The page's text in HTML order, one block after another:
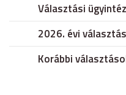
Választási
2026. évi választás
Korábbi